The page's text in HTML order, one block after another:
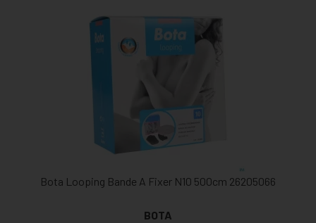
Bota Looping Bande A Fixer N10 500cm 26205066
BOTA